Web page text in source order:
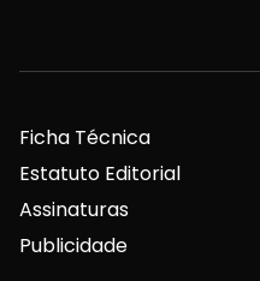
Ficha Técnica
Estatuto Editorial
Assinaturas
Publicidade